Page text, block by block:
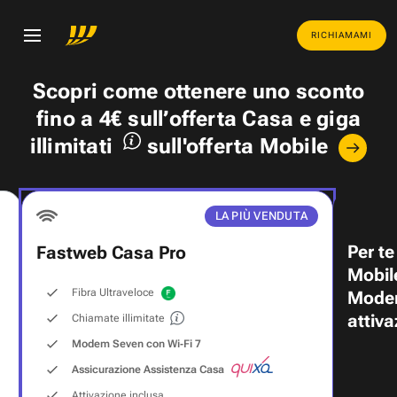
RICHIAMAMI
Scopri come ottenere uno sconto
fino a 4€ sull’offerta Casa egiga
illimitati
sull'offerta Mobile
LA PIÙ VENDUTA
Fastweb Casa Pro
Fibra Ultraveloce
Chiamate illimitate
Modem Seven con Wi‑Fi 7
Assicurazione Assistenza Casa
Per